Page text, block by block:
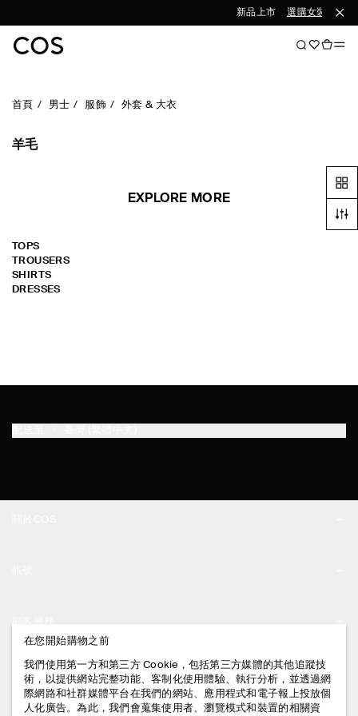
新品上市 選購女裝 選購
首頁 男士 服飾 外套 & 大衣
羊毛
EXPLORE MORE
TOPS
TROUSERS
SHIRTS
DRESSES
門市資訊
登入 / 註冊
聯絡我們
配送說明
法律資訊
隱私權政策
在您開始購物之前
我們使用第一方和第三方 Cookie，包括第三方媒體的其他追蹤技
術，以提供網站完整功能、客制化使用體驗、執行分析，並透過網
際網路和社群媒體平台在我們的網站、應用程式和電子報上投放個
人化廣告。為此，我們會蒐集使用者、瀏覽模式和裝置的相關資